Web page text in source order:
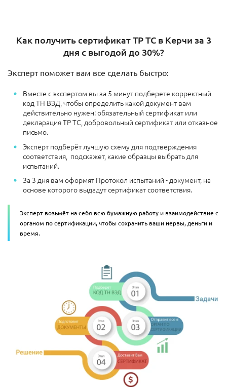
Как получить сертификат ТР ТС в Керчи за 3
дня с выгодой до 30%?
Эксперт поможет вам все сделать быстро:
Вместе с экспертом вы за 5 минут подберете корректный
код ТН ВЭД, чтобы определить какой документ вам
действительно нужен: обязательный сертификат или
декларация ТР ТС, добровольный сертификат или отказное
письмо.
Эксперт подберёт лучшую схему для подтверждения
соответствия, подскажет, какие образцы выбрать для
испытаний.
За 3 дня вам оформят Протокол испытаний - документ, на
основе которого выдадут сертификат соответствия.
Эксперт возьмёт на себя всю бумажную работу и взаимодействие с
органом по сертификации, чтобы сохранить ваши нервы, деньги и
время.